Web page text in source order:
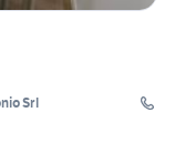
Srl